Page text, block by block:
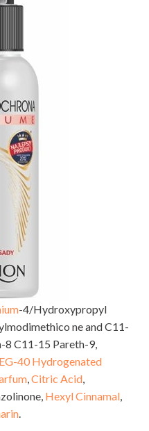
-4/Hydroxypropyl
ne and C11-
8 C11-15 Pareth-9,
40 Hydrogenated
Citric Acid
Hexyl Cinnamal